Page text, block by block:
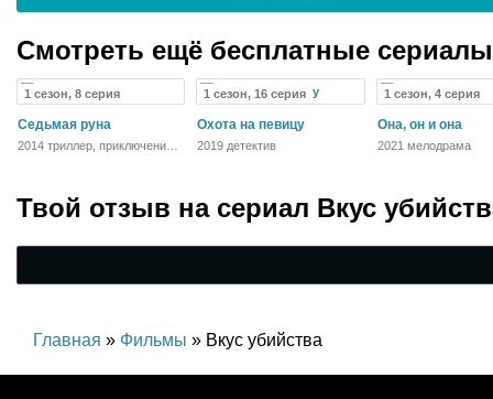
Смотреть ещё бесплатные
1 сезон, 8 серия
Седьмая руна
2014 триллер, приключения,
1 сезон, 16 серия
Охота на певицу
2019 детектив
1 сезон, 4 серия
Она, он и она
2021 мелодрама
Твой отзыв на сериал Вкус
Главная » Фильмы » Вкус убийства